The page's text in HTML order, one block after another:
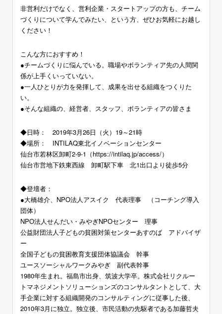
非営利だけでなく、営利企業・スタートアップの方も、チーム
づくりについて学んでみたい、という方、ぜひお気軽にお越し
ください！
こんな方におすすめ！
●チームづくりに悩んでいる。職場やボランティア先の人間関
係が上手くいっていない。
●一人ひとりが力を発揮して、成果を出せる組織をつくりた
い。
●そんな組織の、経営者、スタッフ、ボランティアの皆さま
◆日時： 2019年3月26日（火）19～21時
◆場所： INTILAQ東北イノベーションセンター
仙台市若林区卸町2-9-1（https://intilaq.jp/access/）
仙台市営地下鉄東西線 卸町駅下車 北1出口より徒歩5分
◆登壇者：
●大橋雄介、NPO法人アスイク 代表理事 （コーチング導入
団体）
NPO法人せんだい・みやぎNPOセンター 理事
公益財団法人子どもの貧困対策センターあすのば アドバイザ
ー
全国子どもの貧困教育支援団体協議会 幹事
ユースソーシャルワークみやぎ 副代表幹事
1980年生まれ。福島市出身、筑波大学卒。株式会社リクルー
トマネジメントソリューションズのコンサルタントとして、大
手企業に対する組織開発のコンサルティングに従事した後、
2010年3月に独立。独立後、市民活動の先駆者である加藤哲夫